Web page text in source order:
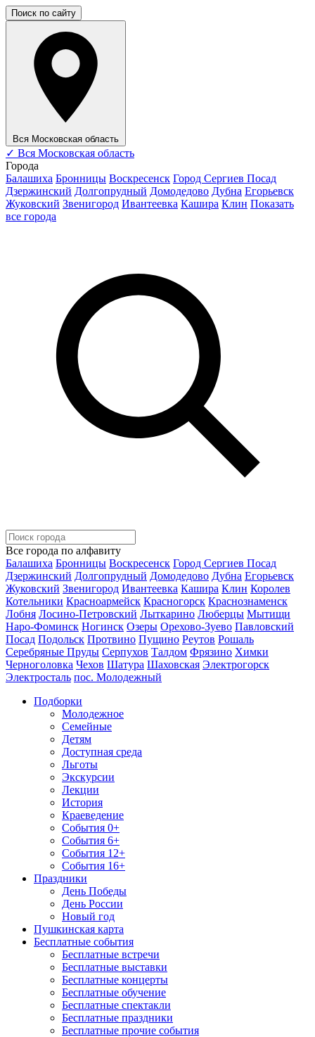
Поиск по сайту
Вся Московская область
✓ Вся Московская область
Города
Балашиха Бронницы Воскресенск Город Сергиев Посад
Дзержинский Долгопрудный Домодедово Дубна Егорьевск
Жуковский Звенигород Ивантеевка Кашира Клин Показать
все города
Все города по алфавиту
Балашиха Бронницы Воскресенск Город Сергиев Посад
Дзержинский Долгопрудный Домодедово Дубна Егорьевск
Жуковский Звенигород Ивантеевка Кашира Клин Королев
Котельники Красноармейск Красногорск Краснознаменск
Лобня Лосино-Петровский Лыткарино Люберцы Мытищи
Наро-Фоминск Ногинск Озеры Орехово-Зуево Павловский
Посад Подольск Протвино Пущино Реутов Рошаль
Серебряные Пруды Серпухов Талдом Фрязино Химки
Черноголовка Чехов Шатура Шаховская Электрогорск
Электросталь пос. Молодежный
Подборки
Молодежное
Семейные
Детям
Доступная среда
Льготы
Экскурсии
Лекции
История
Краеведение
События 0+
События 6+
События 12+
События 16+
Праздники
День Победы
День России
Новый год
Пушкинская карта
Бесплатные события
Бесплатные встречи
Бесплатные выставки
Бесплатные концерты
Бесплатные обучение
Бесплатные спектакли
Бесплатные праздники
Бесплатные прочие события